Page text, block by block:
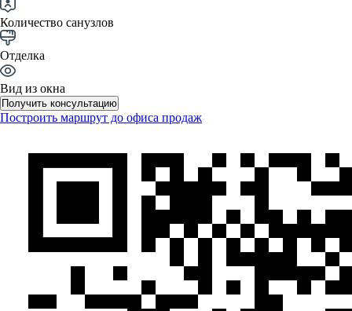
Количество санузлов
Отделка
Вид из окна
Получить консультацию
Построить маршрут до офиса продаж